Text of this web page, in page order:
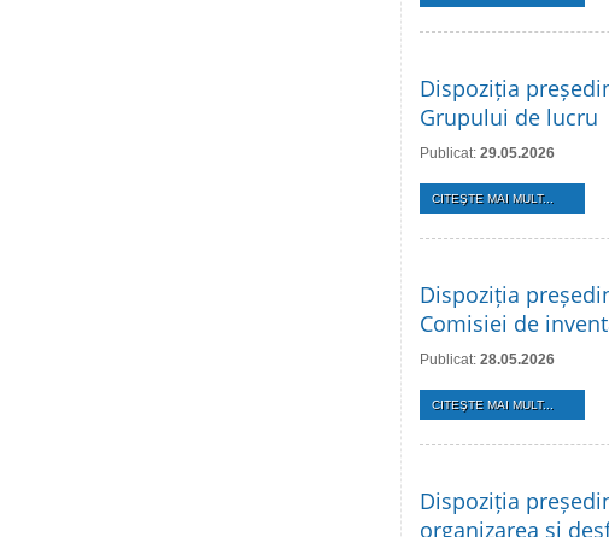
Dispoziția
Grupului de lucru
Publicat: 29.05.2026
CITEŞTE MAI MULT...
Dispoziția
Comisiei de
Publicat: 28.05.2026
CITEŞTE MAI MULT...
Dispoziția
organizarea și